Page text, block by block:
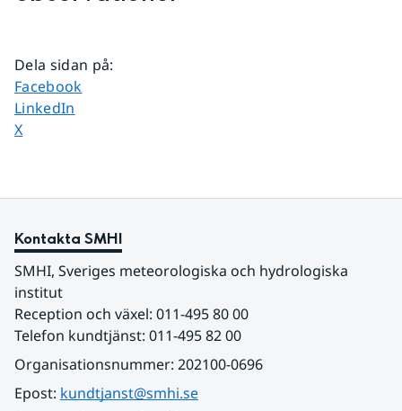
Dela sidan på:
Dela sidan på
Facebook
Dela sidan på
LinkedIn
Dela sidan på
X
Kontakta SMHI
SMHI, Sveriges meteorologiska och hydrologiska
institut
Reception och växel: 011-495 80 00
Telefon kundtjänst: 011-495 82 00
Organisationsnummer: 202100-0696
Epost: kundtjanst@smhi.se